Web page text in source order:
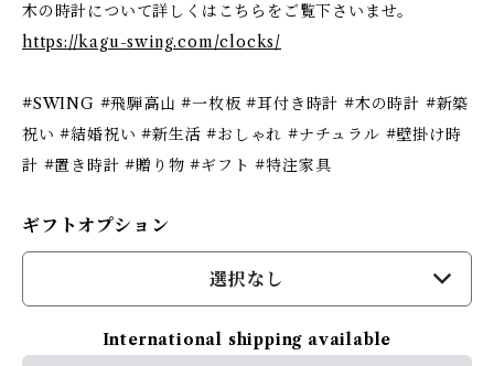
木の時計について詳しくはこちらをご覧下さいませ。
https://kagu-swing.com/clocks/
#SWING #飛騨高山 #一枚板 #耳付き時計 #木の時計 #新築
祝い #結婚祝い #新生活 #おしゃれ #ナチュラル #壁掛け時
計 #置き時計 #贈り物 #ギフト #特注家具
ギフトオプション
選択なし
International shipping available